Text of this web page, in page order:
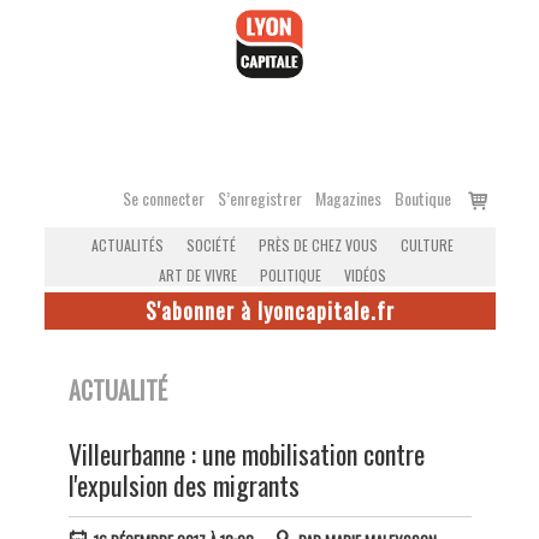
Se connecter S’enregistrer Magazines Boutique
Voir
ACTUALITÉS SOCIÉTÉ PRÈS DE CHEZ VOUS
CULTURE
ART DE VIVRE
POLITIQUE VIDÉOS
S'abonner à lyoncapitale.fr
ACTUALITÉ
Villeurbanne : une mobilisation contre
l'expulsion des migrants